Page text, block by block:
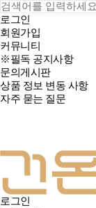
로그인
회원가입
커뮤니티
※필독 공지사항
문의게시판
상품 정보 변동 사항
자주 묻는 질문
로그인